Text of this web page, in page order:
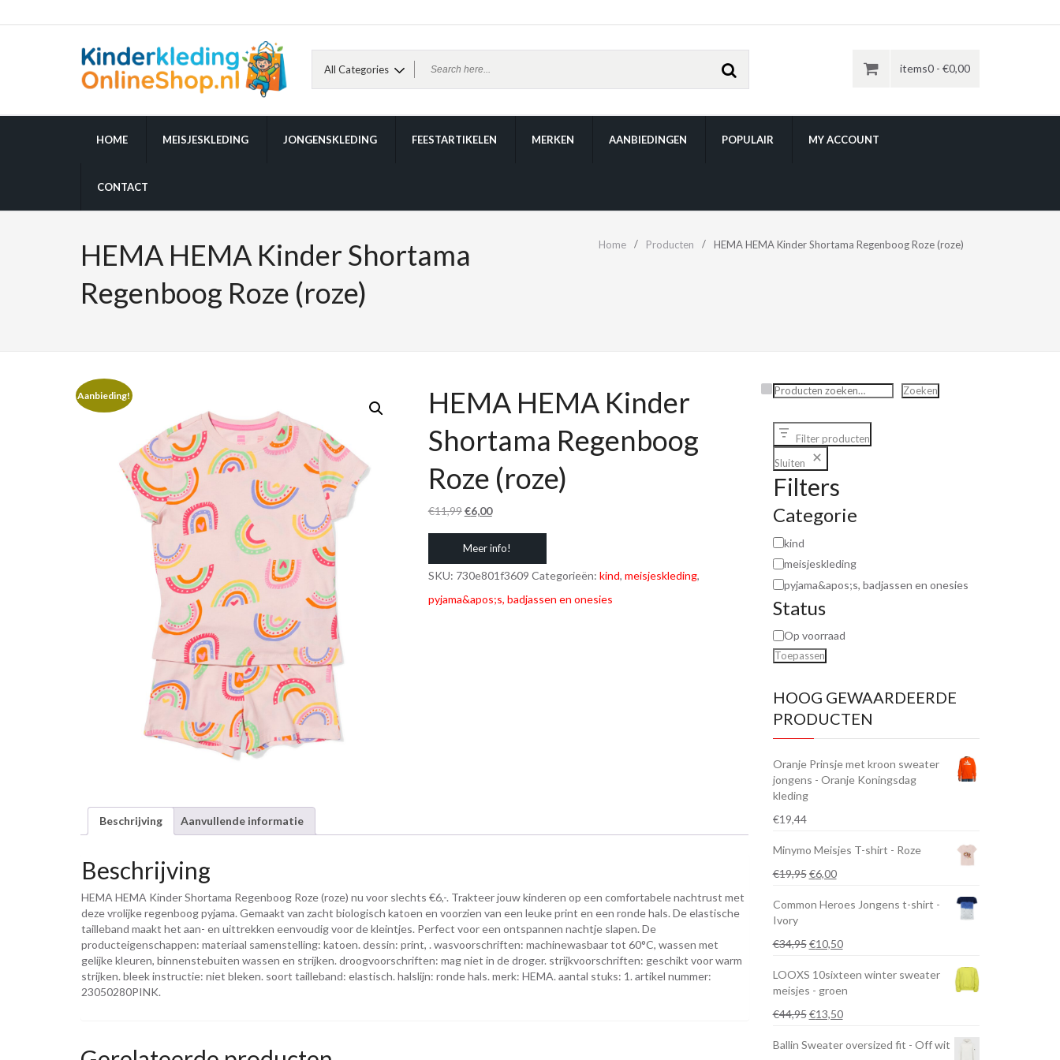
items0 - €0,00
HOME MEISJESKLEDING JONGENSKLEDING FEESTARTIKELEN MERKEN AANBIEDINGEN POPULAIR MY ACCOUNT
CONTACT
HEMA HEMA Kinder Shortama
Regenboog Roze (roze)
Home Producten HEMA HEMA Kinder Shortama Regenboog Roze (roze)
Aanbieding!
HEMA HEMA Kinder
Shortama Regenboog
Roze (roze)
€11,99Oorspronkelijke
prijs
was:
€11,99.
€6,00Huidige
prijs
is:
€6,00.
Meer info!
SKU: 730e801f3609 Categorieën: kind, meisjeskleding,
pyjama&apos;s, badjassen en onesies
Beschrijving Aanvullende informatie
Beschrijving
HEMA HEMA Kinder Shortama Regenboog Roze (roze) nu voor slechts €6,-. Trakteer jouw kinderen op een comfortabele nachtrust met
deze vrolijke regenboog pyjama. Gemaakt van zacht biologisch katoen en voorzien van een leuke print en een ronde hals. De elastische
tailleband maakt het aan- en uittrekken eenvoudig voor de kleintjes. Perfect voor een ontspannen nachtje slapen. De
producteigenschappen: materiaal samenstelling: katoen. dessin: print, . wasvoorschriften: machinewasbaar tot 60°C, wassen met
gelijke kleuren, binnenstebuiten wassen en strijken. droogvoorschriften: mag niet in de droger. strijkvoorschriften: geschikt voor warm
strijken. bleek instructie: niet bleken. soort tailleband: elastisch. halslijn: ronde hals. merk: HEMA. aantal stuks: 1. artikel nummer:
23050280PINK.
Zoeken Zoeken
Filter producten
Sluiten
Filters
Categorie
kind
meisjeskleding
pyjama&apos;s, badjassen en onesies
Status
Op voorraad
Toepassen
HOOG GEWAARDEERDE
PRODUCTEN
Oranje Prinsje met kroon sweater
jongens - Oranje Koningsdag
kleding
€19,44
Minymo Meisjes T-shirt - Roze
€19,95 Oorspronkelijke
was:
€6,00Huidige
is:
Common Heroes Jongens t-shirt -
Ivory
€34,95 Oorspronkelijke
was:
€34,95.
€10,50Huidige
is:
€10,50.
LOOXS 10sixteen winter sweater
meisjes - groen
€44,95 Oorspronkelijke
was:
€13,50Huidige
is:
Ballin Sweater oversized fit - Off wit